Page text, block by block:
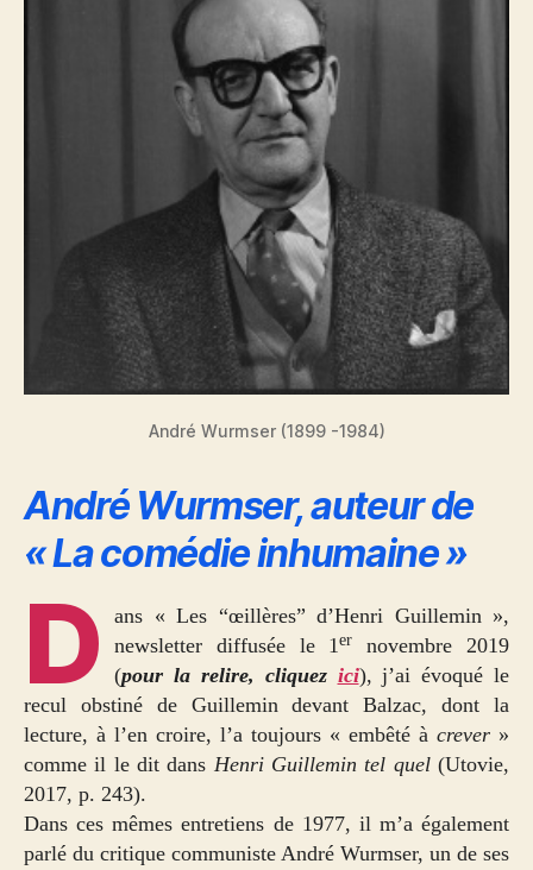
André Wurmser (1899 -1984)
André Wurmser, auteur de
« La comédie inhumaine »
D
ans « Les “œillères” d’Henri Guillemin »,
newsletter diffusée le 1er
novembre 2019
(pour la relire, cliquez ici), j’ai évoqué le
recul obstiné de Guillemin devant Balzac, dont la
lecture, à l’en croire, l’a toujours « embêté à crever »
comme il le dit dans Henri Guillemin tel quel(Utovie,
2017, p. 243).
Dans ces mêmes entretiens de 1977, il m’a également
parlé du critique communiste André Wurmser, un de ses